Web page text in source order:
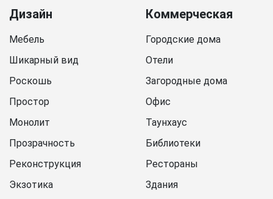
Дизайн
Мебель
Шикарный вид
Роскошь
Простор
Монолит
Прозрачность
Реконструкция
Экзотика
Коммерческая
Городские дома
Отели
Загородные дома
Офис
Таунхаус
Библиотеки
Рестораны
Здания